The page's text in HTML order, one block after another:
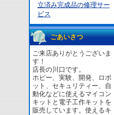
立済み完成品の修理サー
ビス
ごあいさつ
ご来店ありがとうございま
す！
店長の川口です。
ホビー、実験、開発、ロボ
ット、セキュリティー、自
動化などに使えるマイコン
キットと電子工作キットを
販売しています。使えるキ